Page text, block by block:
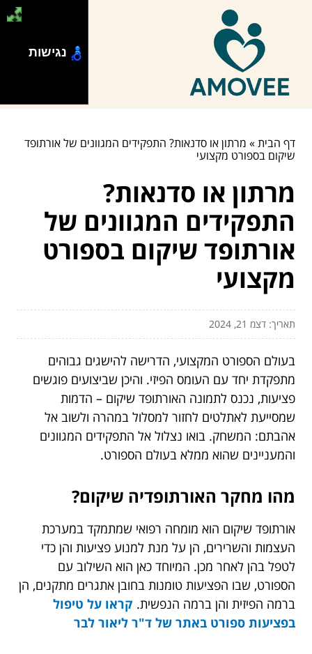
דף הבית» מרתון או סדנאות? התפקידים המגוונים של אורתופד
שיקום בספורט מקצועי
מרתון או סדנאות?
התפקידים המגוונים של
אורתופד שיקום בספורט
מקצועי
תאריך: דצמ 21, 2024
בעולם הספורט המקצועי, הדרישה להישגים גבוהים
מתפקדת יחד עם העומס הפיזי. והיכן שביצועים פוגשים
פציעות, נכנס לתמונה האורתופד שיקום – הדמות
שמסייעת לאתלטים לחזור למסלול במהרה ולשוב אל
אהבתם: המשחק. בואו נצלול אל התפקידים המגוונים
והמעניינים שהוא ממלא בעולם הספורט.
מהו מחקר האורתופדיה שיקום?
אורתופד שיקום הוא מומחה רפואי שמתמקד במערכת
העצמות והשרירים, הן על מנת למנוע פציעות והן כדי
לטפל בהן לאחר מכן. המיוחד כאן הוא השילוב עם
הספורט, שבו הפציעות טומנות בחובן אתגרים מתקנים, הן
ברמה הפיזית והן ברמה הנפשית. קראו על טיפול
בפציעות ספורט באתר של ד"ר ליאור לבר
נגישות